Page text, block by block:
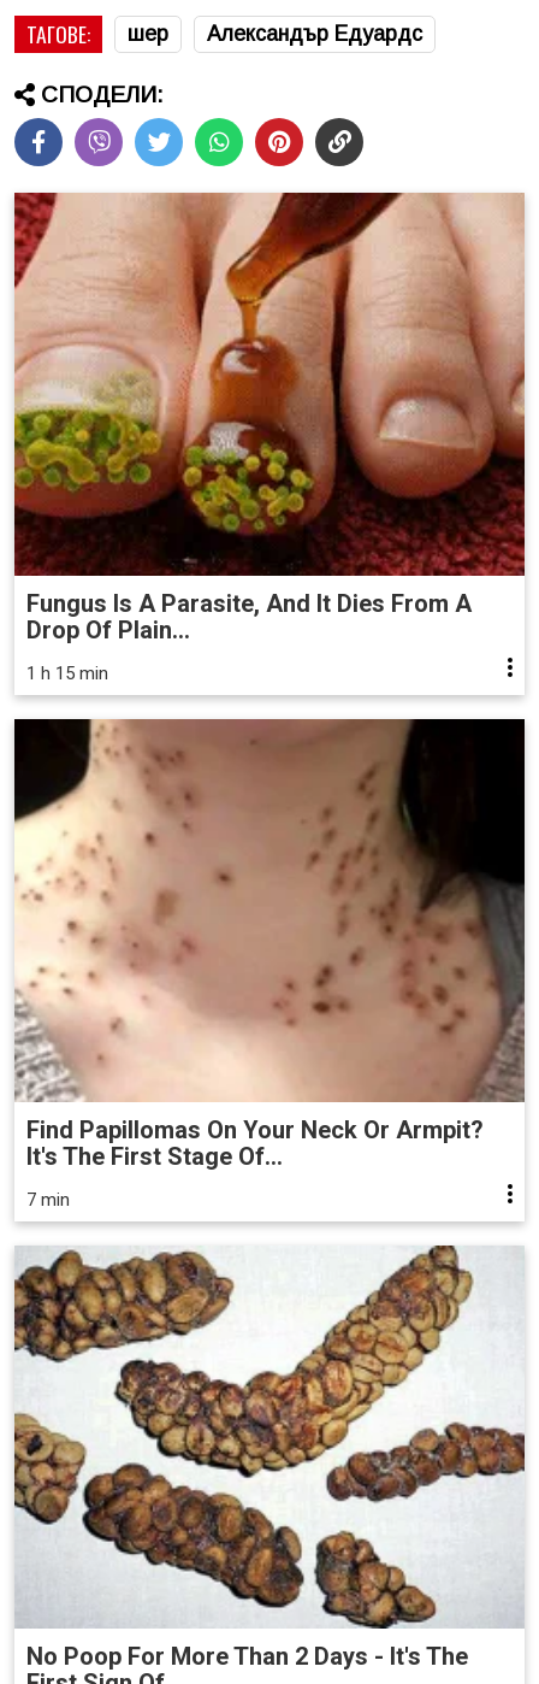
ТАГОВЕ: шер Александър Едуардс
СПОДЕЛИ:
Fungus Is A Parasite, And It Dies From A
Drop Of Plain...
1 h 15 min
Find Papillomas On Your Neck Or Armpit?
It's The First Stage Of...
7 min
No Poop For More Than 2 Days - It's The